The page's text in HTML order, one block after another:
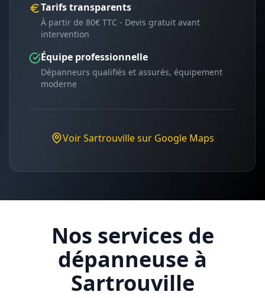
Tarifs transparents
À partir de 80€ TTC - Devis gratuit avant
intervention
Équipe professionnelle
Dépanneurs qualifiés et assurés, équipement
moderne
VoirSartrouvillesur Google Maps
Nos services de
dépanneuse à
Sartrouville